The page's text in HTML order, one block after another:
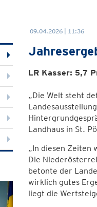
09.04.2026 | 11:36
LR Kasser: 5,7
„Die Welt steht
Landhaus in St.
„In diesen Zeiten
Die
betonte der
wirklich gutes
liegt die